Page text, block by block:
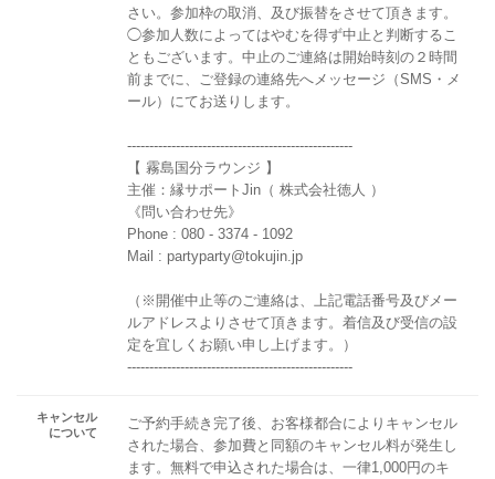
さい。参加枠の取消、及び振替をさせて頂きます。
◯参加人数によってはやむを得ず中止と判断するこ
ともございます。中止のご連絡は開始時刻の２時間
前までに、ご登録の連絡先へメッセージ（SMS・メ
ール）にてお送りします。
---------------------------------------------------
【 霧島国分ラウンジ 】
主催：縁サポートJin（ 株式会社徳人 ）
《問い合わせ先》
Phone : 080 - 3374 - 1092
Mail : partyparty@tokujin.jp
（※開催中止等のご連絡は、上記電話番号及びメー
ルアドレスよりさせて頂きます。着信及び受信の設
定を宜しくお願い申し上げます。）
---------------------------------------------------
キャンセル
について
ご予約手続き完了後、お客様都合によりキャンセル
された場合、参加費と同額のキャンセル料が発生し
ます。無料で申込された場合は、一律1,000円のキ